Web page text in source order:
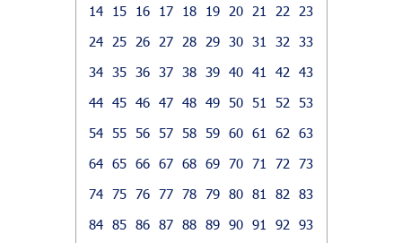
14
15 16 17 18 19 20 21 22
23
24
25 26 27 28 29 30 31 32
33
34
35 36 37 38 39 40 41 42
43
44 45 46 47 48 49 50 51 52
53
54
55 56 57 58 59 60 61 62
63
64 65 66 67 68 69 70 71 72
73
74 75 76 77 78 79 80 81 82
83
84 85 86 87 88 89 90 91 92
93